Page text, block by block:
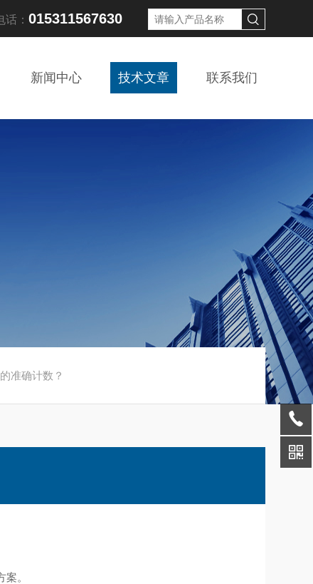
： 015311567630
新闻中心 技术文章 联系我们
准确计数？
。